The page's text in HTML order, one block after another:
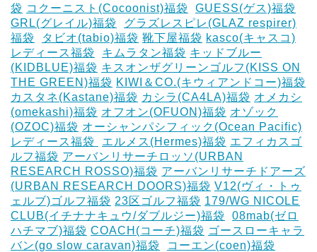
袋 コクーニスト(Cocoonist)福袋
GUESS(ゲス)福袋
GRL(グレイル)福袋
グラズレスピレ(GLAZ respirer)
福袋
タビオ(tabio)福袋 靴下屋福袋 kasco(キャスコ)
レディース福袋
キムラタン福袋 キッドブルー
(KIDBLUE)福袋 キスオンザグリーンゴルフ(KISS ON
THE GREEN)福袋 KIWI＆CO.(キウィアンドコー)福袋
カスタネ(Kastane)福袋 カシラ(CA4LA)福袋 ‎オメカシ
(omekashi)福袋 オフオン(OFUON)福袋 オゾック
(OZOC)福袋 オーシャンパシフィック(Ocean Pacific)
レディース福袋 ‎
エルメス(Hermes)福袋 エフィカスゴ
ルフ福袋 アーバンリサーチロッソ(URBAN
RESEARCH ROSSO)福袋 アーバンリサーチドアーズ
(URBAN RESEARCH DOORS)福袋 V12(ヴィ・トゥ
ェルブ)ゴルフ福袋 23区ゴルフ福袋 179/WG NICOLE
CLUB(イチナナキュウ/ダブルジー)福袋
08mab(ゼロ
ハチマブ)福袋 COACH(コーチ)福袋 ゴースローキャラ
バン(go slow caravan)福袋
コーエン(coen)福袋